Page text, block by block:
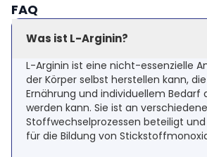
FAQ
Was ist L-Arginin?
L-Arginin ist eine nicht-essenzielle
der Körper selbst herstellen kann,
Ernährung und individuellem Bedarf
werden kann. Sie ist an
Stoffwechselprozessen beteiligt
für die Bildung von